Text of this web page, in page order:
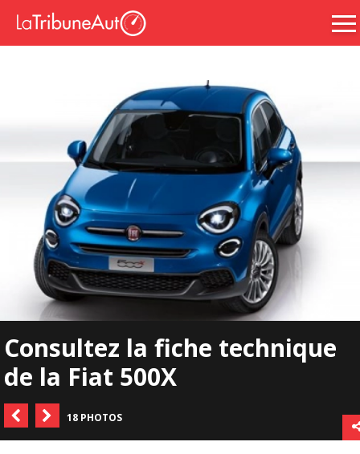
Consultez la fiche technique
de la Fiat 500X
18 PHOTOS